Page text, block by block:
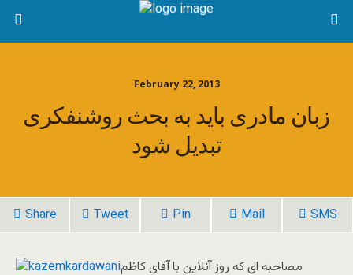
February 22, 2013
زبان مادری باید به بحث روشنفکری
تبدیل شود
Share Tweet Pin Mail SMS
مصاحبه ای که روز آنلاین با آقای کاظم